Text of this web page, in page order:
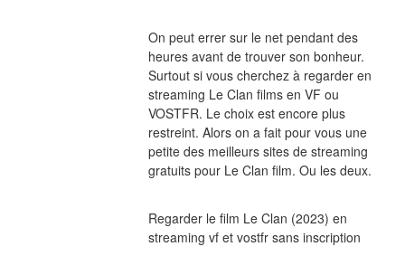
On peut errer sur le net pendant des
heures avant de trouver son bonheur.
Surtout si vous cherchez à regarder en
streaming Le Clan films en VF ou
VOSTFR. Le choix est encore plus
restreint. Alors on a fait pour vous une
petite des meilleurs sites de streaming
gratuits pour Le Clan film. Ou les deux.
Regarder le film Le Clan (2023) en
streaming vf et vostfr sans inscription